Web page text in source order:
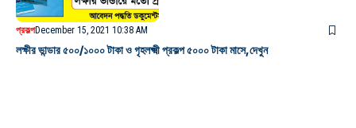
প্রকল্পDecember 15, 2021 10:38 AM
লক্ষীর ভান্ডার ৫০০/১০০০ টাকা ও গৃহলক্ষ্মী প্রকল্প ৫০০০ টাকা মাসে,দেখুন